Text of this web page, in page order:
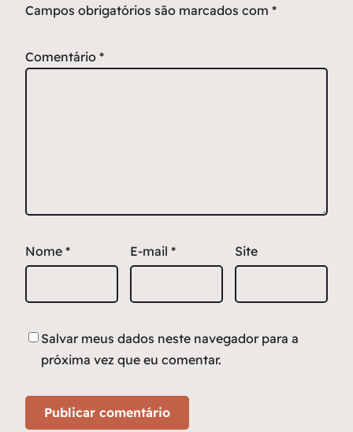
Campos obrigatórios são marcados com *
Comentário *
Nome * E-mail * Site
Salvar meus dados neste navegador para a
próxima vez que eu comentar.